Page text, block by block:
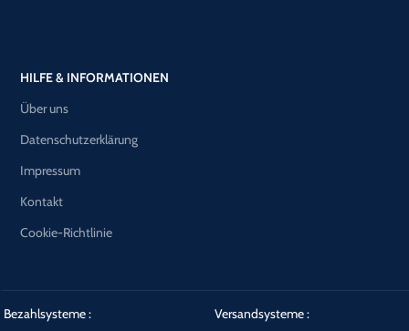
HILFE & INFORMATIONEN
Über uns
Datenschutzerklärung
Impressum
Kontakt
Cookie-Richtlinie
Bezahlsysteme : Versandsysteme :